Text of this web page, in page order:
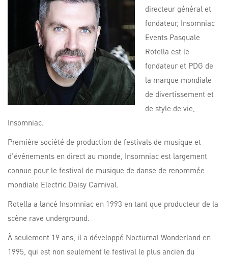
directeur général et
fondateur, Insomniac
Events Pasquale
Rotella est le
fondateur et PDG de
la marque mondiale
de divertissement et
de style de vie,
Insomniac.
Première société de production de festivals de musique et
d’événements en direct au monde, Insomniac est largement
connue pour le festival de musique de danse de renommée
mondiale Electric Daisy Carnival.
Rotella a lancé Insomniac en 1993 en tant que producteur de la
scène rave underground.
À seulement 19 ans, il a développé Nocturnal Wonderland en
1995, qui est non seulement le festival le plus ancien du